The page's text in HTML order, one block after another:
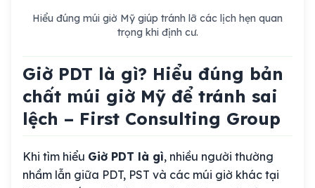
Hiểu đúng múi giờ Mỹ giúp tránh lỡ các lịch hẹn quan
trọng khi định cư.
Giờ PDT là gì? Hiểu đúng bản
chất múi giờ Mỹ để tránh sai
lệch – First Consulting Group
Khi tìm hiểu Giờ PDT là gì, nhiều người thường
nhầm lẫn giữa PDT, PST và các múi giờ khác tại